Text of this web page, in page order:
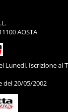
AOSTA
Lunedì. Iscrizione al
del 20/05/2002